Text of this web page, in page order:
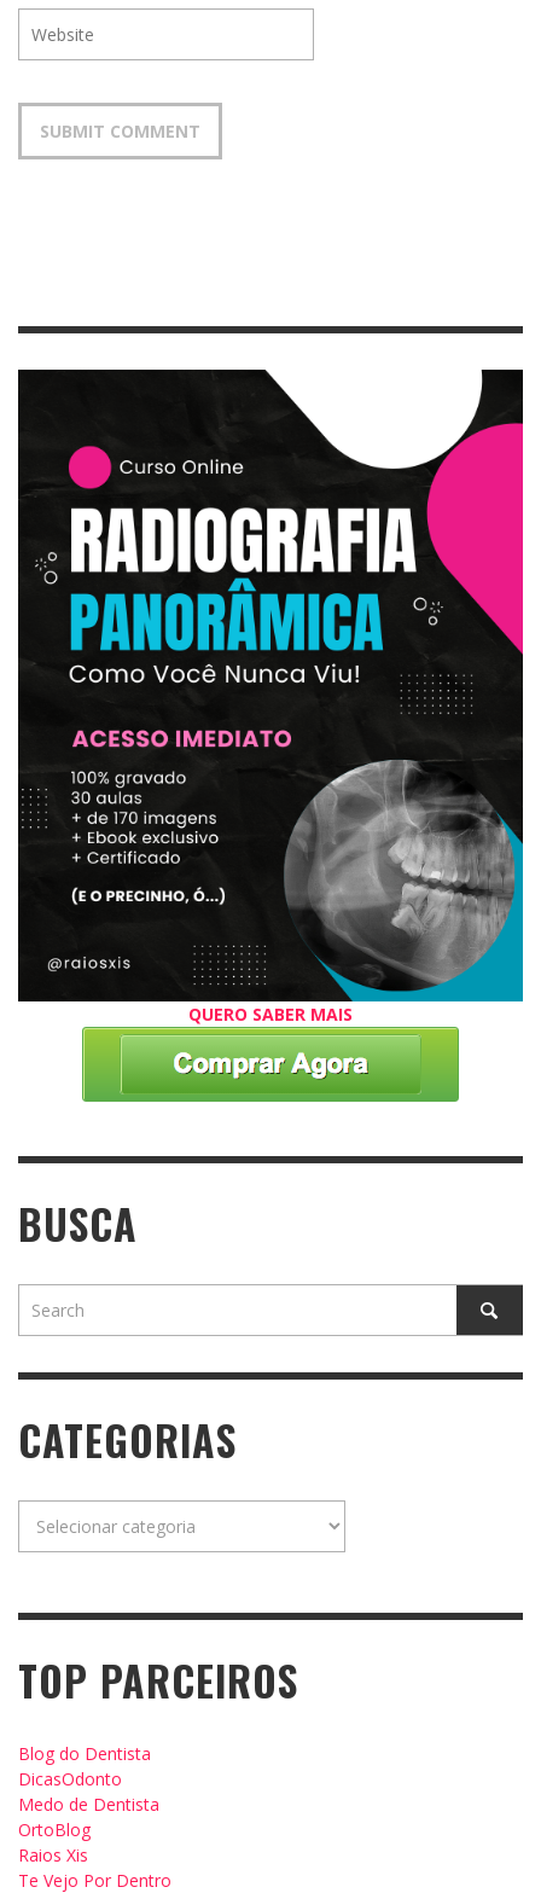
QUERO SABER MAIS
BUSCA
CATEGORIAS
TOP PARCEIROS
Blog do Dentista
DicasOdonto
Medo de Dentista
OrtoBlog
Raios Xis
Te Vejo Por Dentro